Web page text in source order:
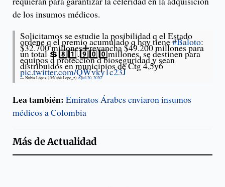
de los insumos médicos.
Solicitamos se estudie la posibilidad q el Estado
ordene q el premio acumulado q hoy tiene#Baloto:
$32.700 millones➕revancha $49.200 millones para
un total 💲8️⃣1️⃣.9️⃣0️⃣0️⃣millones, se destinen para
equipos d protección d bioseguridad y sean
distribuidos en municipios de Ctg 4,5y6
pic.twitter.com/QWvky1c23J
— Nubia López (@NubiaLope_z) April 20, 2020
Lea también: Emiratos Árabes enviaron insumos
médicos a Colombia
Más deActualidad